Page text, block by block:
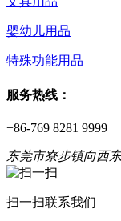
婴幼儿用品
特殊功能用品
服务热线：
+86-769 8281 9999
东莞市寮步镇向西
扫一扫联系我们